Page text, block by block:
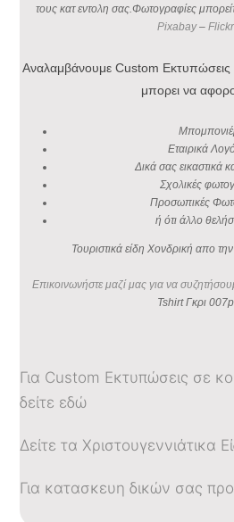
τους κατ εντολη σας.Φωτογραφίες
Pixabay– Flickr
Αναλαμβάνουμε Custom
μπορει να
Εταιρικά
Δικά σας εικαστικά
Σχολικές
Προσωπικές
ή ότι άλλο
Τουριστικά είδη Χονδρική απο την
Επικοινωνήστε μαζί μας για να
Tshirt Γκρι 007p
Για Custom Εκτυπώσεις σε
δείτε εδώ
Δείτε τα Χριστουγεννιάτικα
Για κατασκευη δικών σας